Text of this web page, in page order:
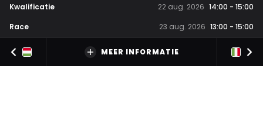
Kwalificatie 22 aug. 2026 14:00 - 15:00
Race
23 aug. 2026 13:00 - 15:00
MEER INFORMATIE